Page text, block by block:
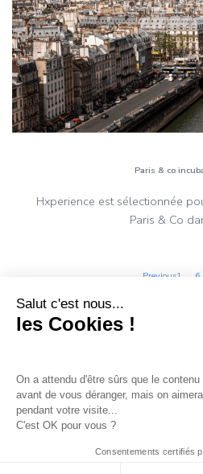
Paris & co
Hxperience est sélectionnée
Paris & Co
Posts
PreviousPage
1 6
Salut c'est nous...
les Cookies !
On a attendu d'être sûrs que le
avant de vous déranger, mais on
pendant votre visite...
C'est OK pour vous ?
Consentements certifiés